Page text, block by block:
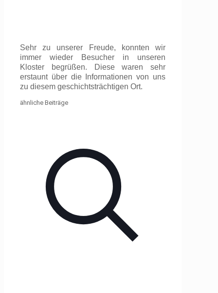
Sehr zu unserer Freude, konnten wir
immer wieder Besucher in unseren
Kloster begrüßen. Diese waren sehr
erstaunt über die Informationen von uns
zu diesem geschichtsträchtigen Ort.
ähnliche Beiträge